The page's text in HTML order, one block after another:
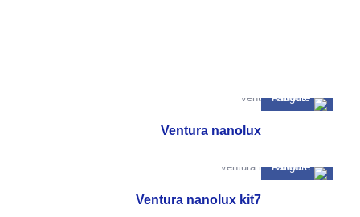
Ventura nanolux
Ventura nanolux kit7